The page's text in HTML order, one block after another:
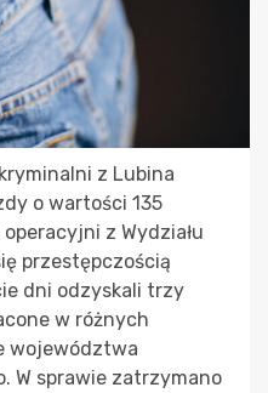
z Lubina
o wartości 135
z Wydziału
przestępczością
dni odzyskali trzy
w różnych
województwa
W sprawie zatrzymano